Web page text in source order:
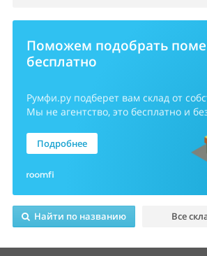
Поможем подобрать
бесплатно
Румфи.ру подберет вам склад от
Мы не агентство, это бесплатно и
Подробнее
Найти по названию Все